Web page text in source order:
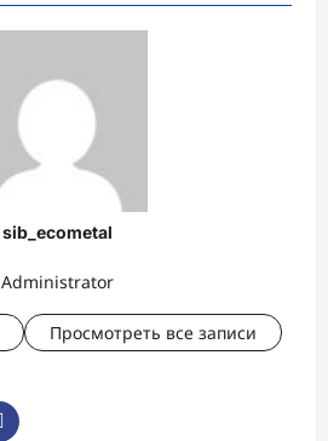
sib_ecometal
Administrator
Просмотреть все записи